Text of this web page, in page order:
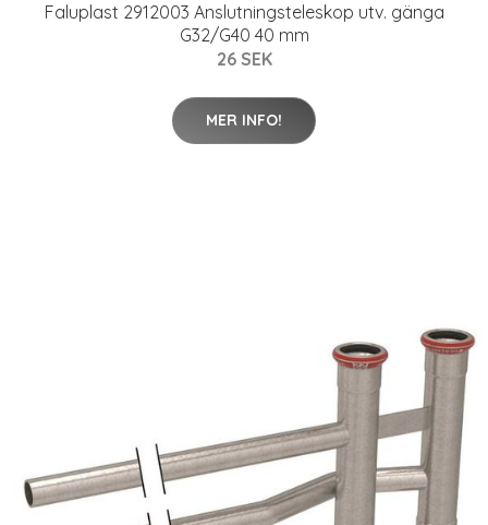
Faluplast 2912003 Anslutningsteleskop utv. gänga
G32/G40 40 mm
26 SEK
MER INFO!